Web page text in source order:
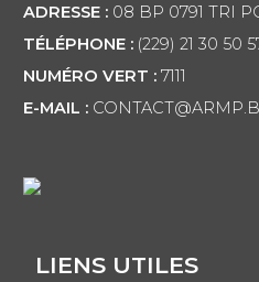
ADRESSE :08 BP 0791 TRI
TÉLÉPHONE :(229) 21 30 50
NUMÉRO VERT :7111
E-MAIL :
LIENS UTILES